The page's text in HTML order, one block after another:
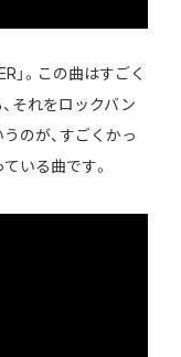
」。この曲はすごく
それをロックバン
のが、すごくかっ
いる曲です。